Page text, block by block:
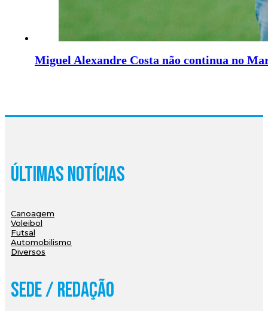
Miguel Alexandre Costa não continua no
Últimas Notícias
Canoagem
Voleibol
Futsal
Automobilismo
Diversos
Sede / Redação